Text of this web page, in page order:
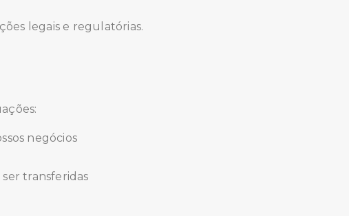
legais e regulatórias.
negócios
transferidas